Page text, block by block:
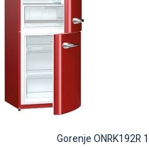
Gorenje ONRK192R 1